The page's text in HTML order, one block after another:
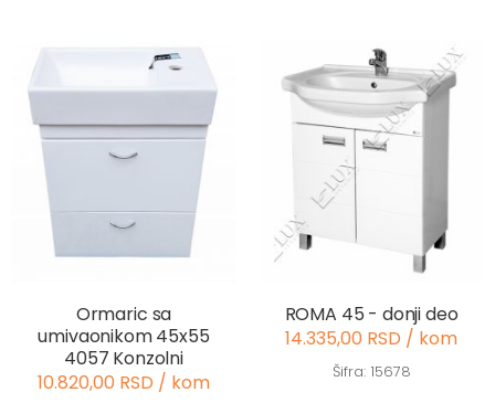
Ormaric sa
umivaonikom 45x55
4057 Konzolni
10.820,00 RSD / kom
ROMA 45 - donji deo
14.335,00 RSD / kom
Šifra: 15678